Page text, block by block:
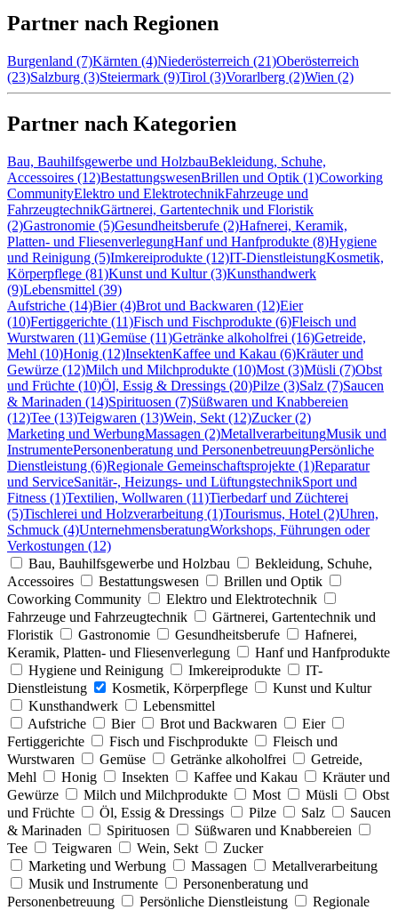
Partner nach Regionen
Burgenland (7)Kärnten (4)Niederösterreich (21)Oberösterreich
(23)Salzburg (3)Steiermark (9)Tirol (3)Vorarlberg (2)Wien (2)
Partner nach Kategorien
Bau, Bauhilfsgewerbe und HolzbauBekleidung, Schuhe,
Accessoires (12)BestattungswesenBrillen und Optik (1)Coworking
CommunityElektro und ElektrotechnikFahrzeuge und
FahrzeugtechnikGärtnerei, Gartentechnik und Floristik
(2)Gastronomie (5)Gesundheitsberufe (2)Hafnerei, Keramik,
Platten- und FliesenverlegungHanf und Hanfprodukte (8)Hygiene
und Reinigung (5)Imkereiprodukte (12)IT-DienstleistungKosmetik,
Körperpflege (81)Kunst und Kultur (3)Kunsthandwerk
(9)Lebensmittel (39)
Aufstriche (14)Bier (4)Brot und Backwaren (12)Eier
(10)Fertiggerichte (11)Fisch und Fischprodukte (6)Fleisch und
Wurstwaren (11)Gemüse (11)Getränke alkoholfrei (16)Getreide,
Mehl (10)Honig (12)InsektenKaffee und Kakau (6)Kräuter und
Gewürze (12)Milch und Milchprodukte (10)Most (3)Müsli (7)Obst
und Früchte (10)Öl, Essig & Dressings (20)Pilze (3)Salz (7)Saucen
& Marinaden (14)Spirituosen (7)Süßwaren und Knabbereien
(12)Tee (13)Teigwaren (13)Wein, Sekt (12)Zucker (2)
Marketing und WerbungMassagen (2)MetallverarbeitungMusik und
InstrumentePersonenberatung und PersonenbetreuungPersönliche
Dienstleistung (6)Regionale Gemeinschaftsprojekte (1)Reparatur
und ServiceSanitär-, Heizungs- und LüftungstechnikSport und
Fitness (1)Textilien, Wollwaren (11)Tierbedarf und Züchterei
(5)Tischlerei und Holzverarbeitung (1)Tourismus, Hotel (2)Uhren,
Schmuck (4)UnternehmensberatungWorkshops, Führungen oder
Verkostungen (12)
Bau, Bauhilfsgewerbe und Holzbau
Bekleidung, Schuhe,
Accessoires
Bestattungswesen
Brillen und Optik
Coworking Community
Elektro und Elektrotechnik
Fahrzeuge und Fahrzeugtechnik
Gärtnerei, Gartentechnik und
Floristik
Gastronomie Gesundheitsberufe
Hafnerei,
Keramik, Platten- und Fliesenverlegung
Hanf und Hanfprodukte
Hygiene und Reinigung
Imkereiprodukte
IT-
Dienstleistung
Kosmetik, Körperpflege
Kunst und Kultur
Kunsthandwerk
Lebensmittel
Aufstriche
Bier Brot und Backwaren
Eier
Fertiggerichte
Fisch und Fischprodukte
Fleisch und
Wurstwaren
Gemüse Getränke alkoholfrei
Getreide,
Mehl
Honig Insekten Kaffee und Kakau
Kräuter und
Gewürze
Milch und Milchprodukte Most Müsli
Obst
und Früchte
Öl, Essig & Dressings Pilze Salz
Saucen
& Marinaden
Spirituosen
Süßwaren und Knabbereien
Tee
Teigwaren Wein, Sekt
Zucker
Marketing und Werbung
Massagen
Metallverarbeitung
Musik und Instrumente
Personenberatung und
Personenbetreuung
Persönliche Dienstleistung
Regionale